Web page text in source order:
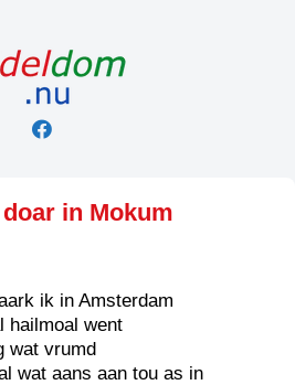
in Mokum
ik in Amsterdam
hailmoal went
wat vrumd
wat aans aan tou as in